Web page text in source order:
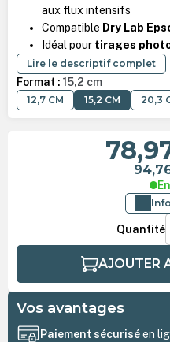
aux flux intensifs
Compatible Dry Lab
Idéal pour tirages
Lire le descriptif complet
Format : 15,2 cm
12,7 CM 15,2 CM 20,3
Quantité
AJOUTER
Vos avantages
Paiement sécuriséen